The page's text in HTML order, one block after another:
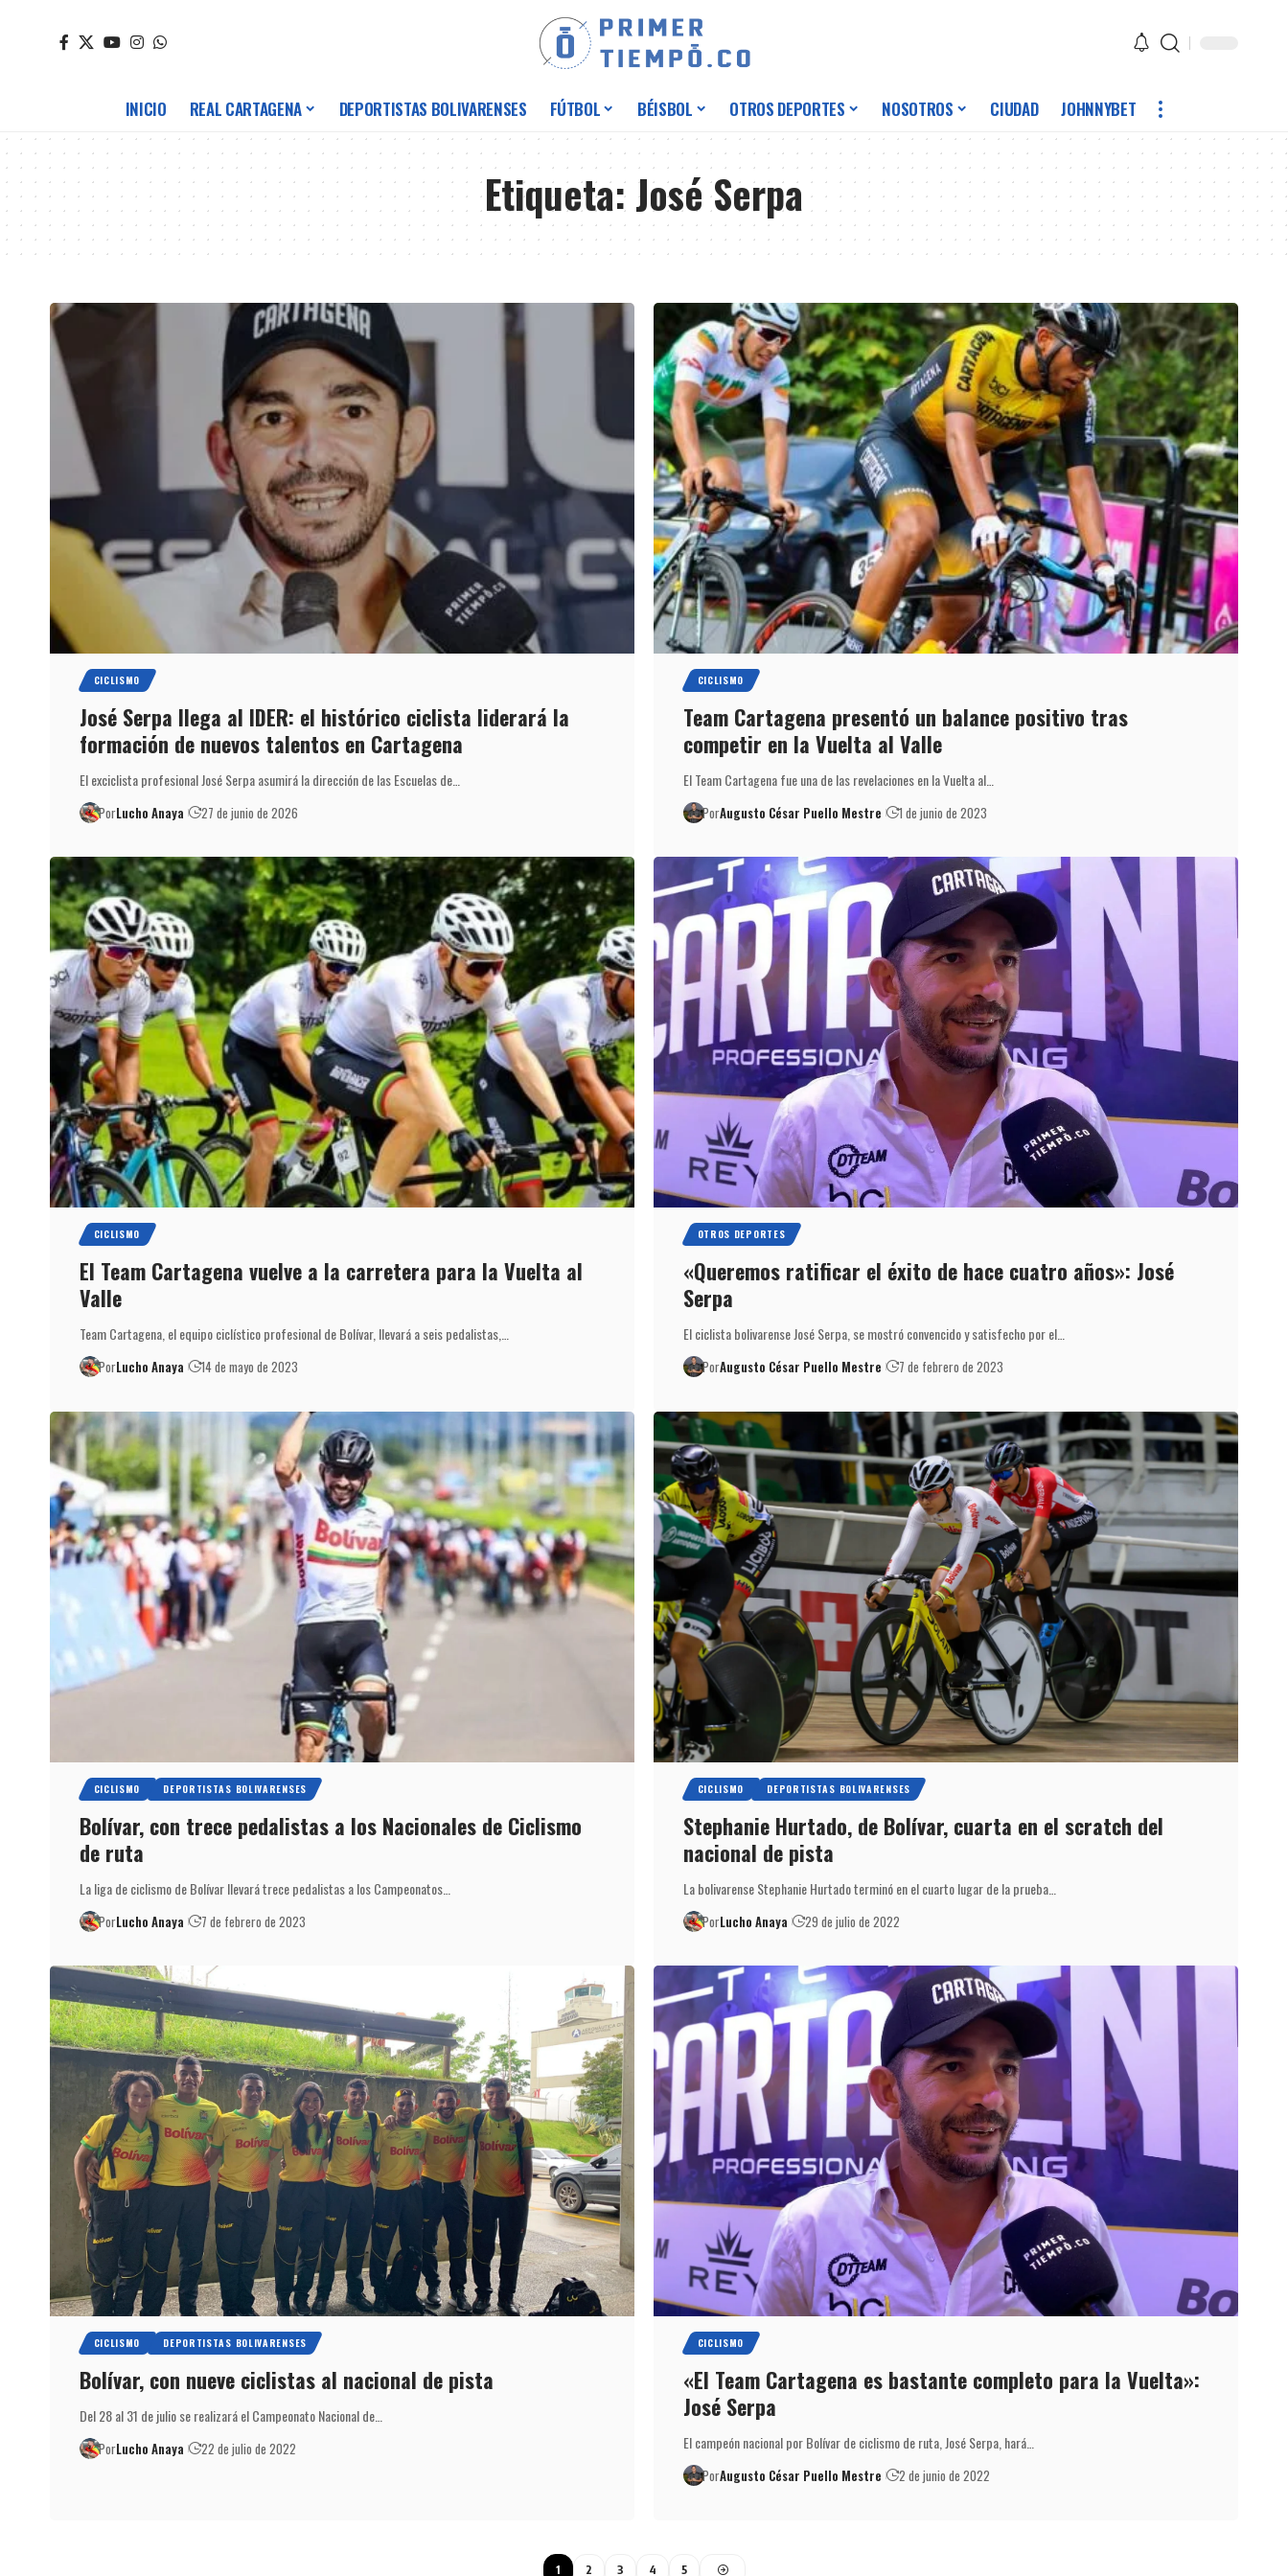
INICIO REAL CARTAGENA DEPORTISTAS BOLIVARENSES FÚTBOL BÉISBOL OTROS DEPORTES NOSOTROS CIUDAD JOHNNYBET
Etiqueta:José Serpa
CICLISMO
José Serpa llega al IDER: el histórico ciclista liderará la
formación de nuevos talentos en Cartagena
El exciclista profesional José Serpa asumirá la dirección de las Escuelas de…
PorLucho Anaya 27 de junio de 2026
CICLISMO
Team Cartagena presentó un balance positivo tras
competir en la Vuelta al Valle
El Team Cartagena fue una de las revelaciones en la Vuelta al…
PorAugusto César Puello Mestre 1 de junio de 2023
CICLISMO
El Team Cartagena vuelve a la carretera para la Vuelta al
Valle
Team Cartagena, el equipo ciclístico profesional de Bolívar, llevará a seis pedalistas,…
PorLucho Anaya 14 de mayo de 2023
OTROS DEPORTES
«Queremos ratificar el éxito de hace cuatro años»: José
Serpa
El ciclista bolivarense José Serpa, se mostró convencido y satisfecho por el…
PorAugusto César Puello Mestre 7 de febrero de 2023
CICLISMO DEPORTISTAS BOLIVARENSES
Bolívar, con trece pedalistas a los Nacionales de Ciclismo
de ruta
La liga de ciclismo de Bolívar llevará trece pedalistas a los Campeonatos…
PorLucho Anaya 7 de febrero de 2023
CICLISMO DEPORTISTAS BOLIVARENSES
Stephanie Hurtado, de Bolívar, cuarta en el scratch del
nacional de pista
La bolivarense Stephanie Hurtado terminó en el cuarto lugar de la prueba…
PorLucho Anaya 29 de julio de 2022
CICLISMO DEPORTISTAS BOLIVARENSES
Bolívar, con nueve ciclistas al nacional de pista
Del 28 al 31 de julio se realizará el Campeonato Nacional de…
PorLucho Anaya 22 de julio de 2022
CICLISMO
«El Team Cartagena es bastante completo para la Vuelta»:
José Serpa
El campeón nacional por Bolívar de ciclismo de ruta, José Serpa, hará…
PorAugusto César Puello Mestre 2 de junio de 2022
1 2 3 4 5